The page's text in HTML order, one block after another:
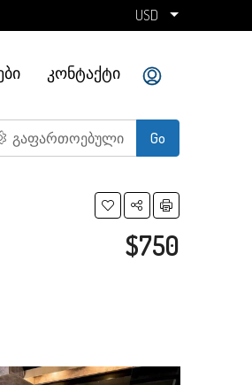
USD
ᲙᲝᲜᲢᲐᲥᲢᲘ
გაფართოებული Go
$750